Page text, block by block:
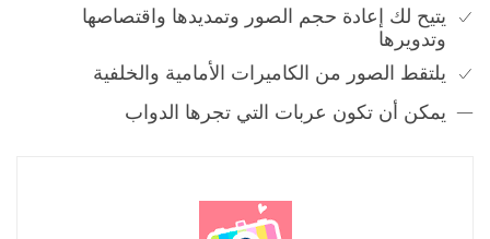
يتيح لك إعادة حجم الصور وتمديدها واقتصاصها
وتدويرها
يلتقط الصور من الكاميرات الأمامية والخلفية
يمكن أن تكون عربات التي تجرها الدواب